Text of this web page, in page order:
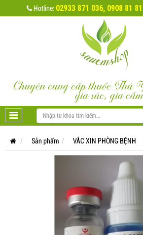
Hotline: 02933 871 036, 0908 81
Chuyên cung cấp thuốc Thú
gia súc, gia
Sản phẩm VẮC XIN PHÒNG BỆNH